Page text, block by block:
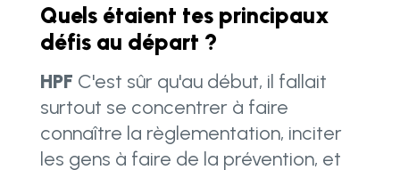
Quels étaient tes principaux
défis au départ ?
HPF C'est sûr qu'au début, il fallait
surtout se concentrer à faire
connaître la règlementation, inciter
les gens à faire de la prévention, et